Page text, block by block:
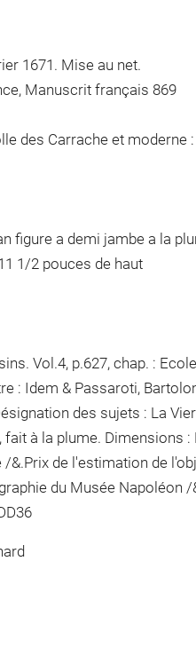
1671. Mise au net.
Manuscrit français 869
des Carrache et moderne :
figure a demi jambe a la
1/2 pouces de haut
Vol.4, p.627, chap. :
: Idem & Passaroti,
des sujets : La
à la plume. Dimensions :
&.Prix de l'estimation de
du Musée Napoléon /